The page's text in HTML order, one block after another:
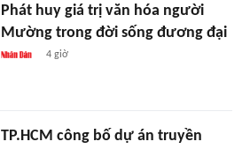
Phát huy giá trị văn hóa người
Mường trong đời sống đương đại
4 giờ
TP.HCM công bố dự án truyền